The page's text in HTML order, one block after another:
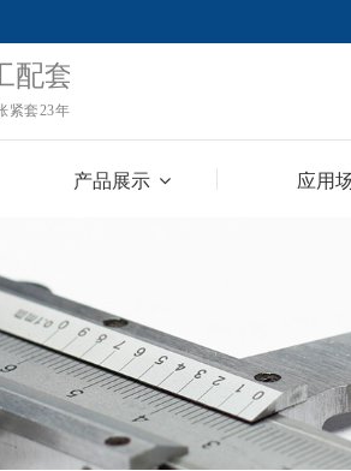
产品展示 应用